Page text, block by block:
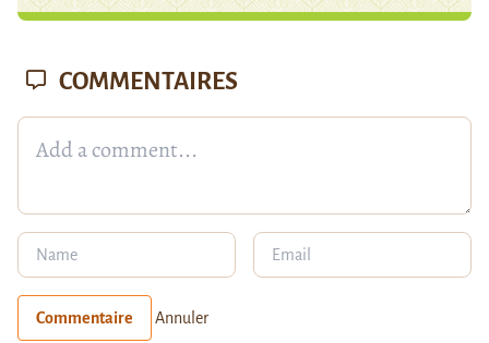
COMMENTAIRES
Commentaire Annuler